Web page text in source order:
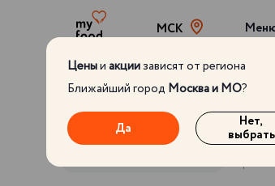
МСК
Ценыиакциизависят от региона
Ближайший город Москва и МО?
Да Нет,
выбрать